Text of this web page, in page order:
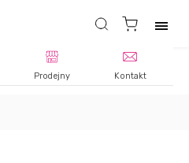
Prodejny Kontakt